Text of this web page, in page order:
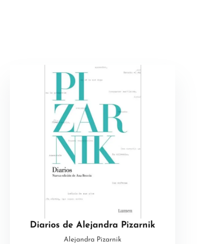
Diarios de Alejandra Pizarnik
Alejandra Pizarnik